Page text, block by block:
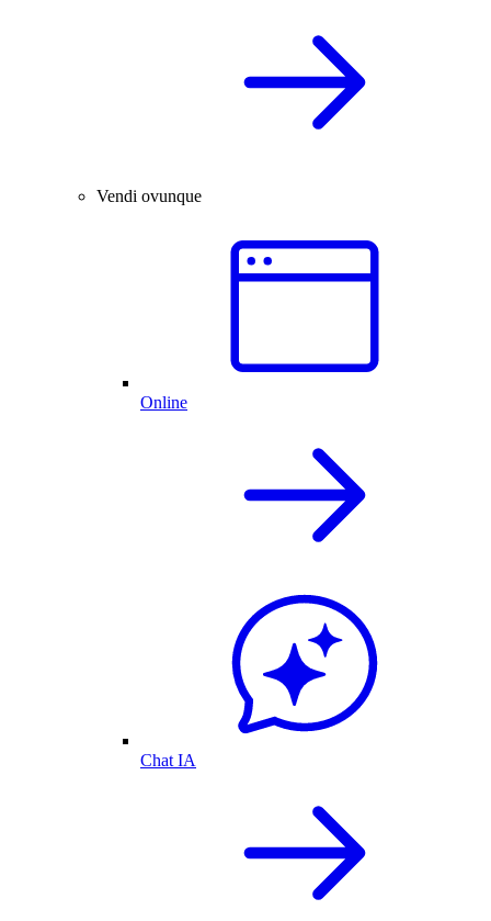
Vendi ovunque
Online
Chat IA